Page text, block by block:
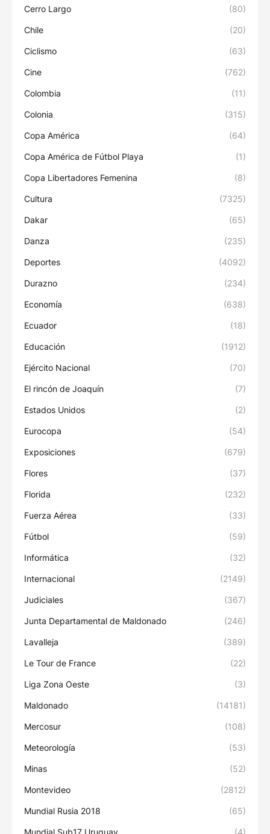
Cerro Largo (80)
Chile (20)
Ciclismo (63)
Cine (762)
Colombia (11)
Colonia (315)
Copa América (64)
Copa América de Fútbol Playa (1)
Copa Libertadores Femenina (8)
Cultura (7325)
Dakar (65)
Danza (235)
Deportes (4092)
Durazno (234)
Economía (638)
Ecuador (18)
Educación (1912)
Ejército Nacional (70)
El rincón de Joaquín (7)
Estados Unidos (2)
Eurocopa (54)
Exposiciones (679)
Flores (37)
Florida (232)
Fuerza Aérea (33)
Fútbol (59)
Informática (32)
Internacional (2149)
Judiciales (367)
Junta Departamental de Maldonado (246)
Lavalleja (389)
Le Tour de France (22)
Liga Zona Oeste (3)
Maldonado (14181)
Mercosur (108)
Meteorología (53)
Minas (52)
Montevideo (2812)
Mundial Rusia 2018 (65)